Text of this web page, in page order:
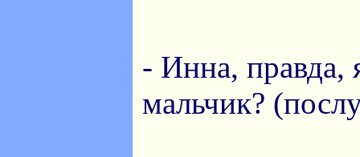
- Инна,
мальчик?